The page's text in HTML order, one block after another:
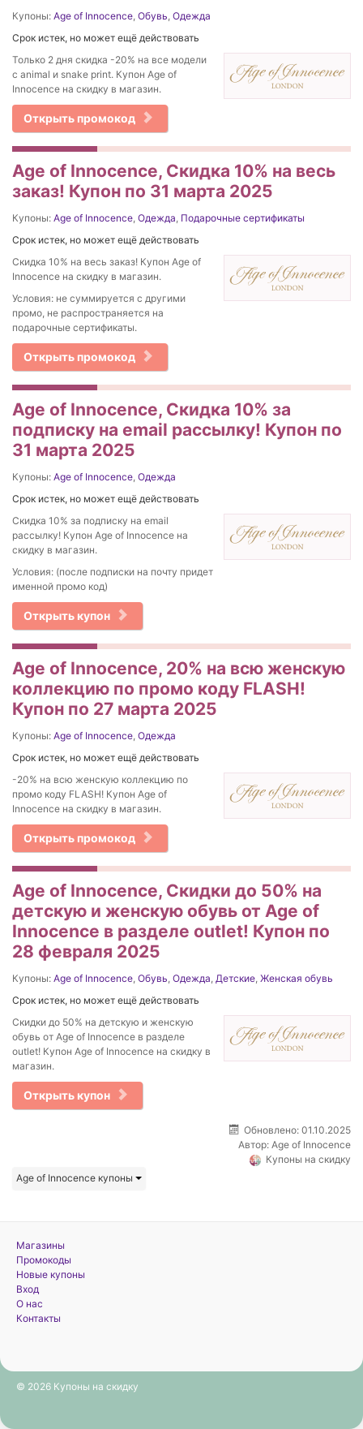
Купоны: Age of Innocence, Обувь, Одежда
Срок истек, но может ещё действовать
Только 2 дня скидка -20% на все модели
с animal и snake print. Купон Age of
Innocence на скидку в магазин.
Открыть промокод
Age of Innocence, Скидка 10% на весь
заказ! Купон по 31 марта 2025
Купоны: Age of Innocence, Одежда, Подарочные сертификаты
Срок истек, но может ещё действовать
Скидка 10% на весь заказ! Купон Age of
Innocence на скидку в магазин.
Условия: не суммируется с другими
промо, не распространяется на
подарочные сертификаты.
Открыть промокод
Age of Innocence, Скидка 10% за
подписку на email рассылку! Купон по
31 марта 2025
Купоны: Age of Innocence, Одежда
Срок истек, но может ещё действовать
Скидка 10% за подписку на email
рассылку! Купон Age of Innocence на
скидку в магазин.
Условия: (после подписки на почту придет
именной промо код)
Открыть купон
Age of Innocence, 20% на всю женскую
коллекцию по промо коду FLASH!
Купон по 27 марта 2025
Купоны: Age of Innocence, Одежда
Срок истек, но может ещё действовать
-20% на всю женскую коллекцию по
промо коду FLASH! Купон Age of
Innocence на скидку в магазин.
Открыть промокод
Age of Innocence, Скидки до 50% на
детскую и женскую обувь от Age of
Innocence в разделе outlet! Купон по
28 февраля 2025
Купоны: Age of Innocence, Обувь, Одежда, Детские, Женская обувь
Срок истек, но может ещё действовать
Скидки до 50% на детскую и женскую
обувь от Age of Innocence в разделе
outlet! Купон Age of Innocence на скидку в
магазин.
Открыть купон
Обновлено: 01.10.2025
Автор: Age of Innocence
Купоны на скидку
Age of Innocence купоны
Магазины
Промокоды
Новые купоны
Вход
О нас
Контакты
© 2026 Купоны на скидку